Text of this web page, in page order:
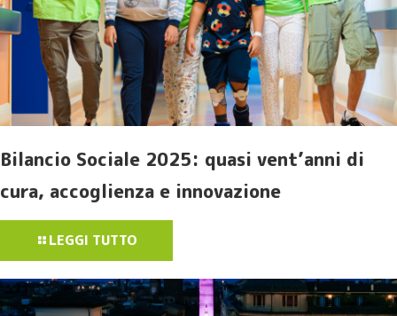
Bilancio Sociale 2025: quasi vent’anni di
cura, accoglienza e innovazione
LEGGI TUTTO